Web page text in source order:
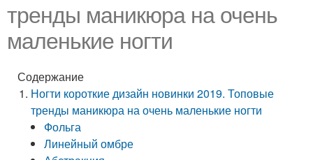
тренды маникюра на очень
маленькие ногти
Содержание
Ногти короткие дизайн новинки 2019. Топовые
тренды маникюра на очень маленькие ногти
Фольга
Линейный омбре